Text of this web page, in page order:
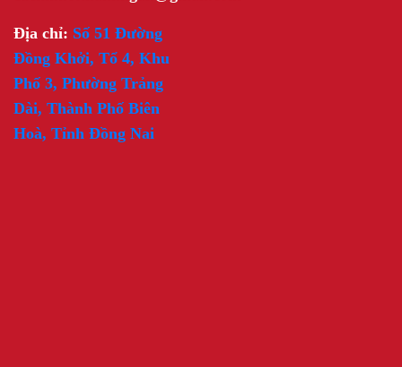
Địa chỉ: Số 51 Đường
Đồng Khởi, Tổ 4, Khu
Phố 3, Phường Trảng
Dài, Thành Phố Biên
Hoà, Tỉnh Đồng Nai